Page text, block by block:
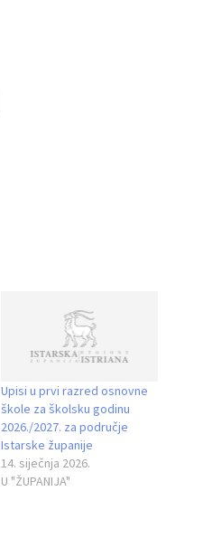
Upisi u prvi razred osnovne
škole za školsku godinu
2026./2027. za područje
Istarske županije
14. siječnja 2026.
U "ŽUPANIJA"